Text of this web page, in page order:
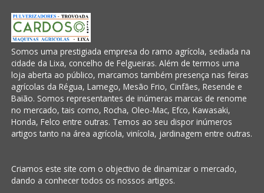
Somos uma prestigiada empresa do ramo agrícola, sediada na
cidade da Lixa, concelho de Felgueiras. Além de termos uma
loja aberta ao público, marcamos também presença nas feiras
agrícolas da Régua, Lamego, Mesão Frio, Cinfães, Resende e
Baião. Somos representantes de inúmeras marcas de renome
no mercado, tais como, Rocha, Oleo-Mac, Efco, Kawasaki,
Honda, Felco entre outras. Temos ao seu dispor inúmeros
artigos tanto na área agrícola, vinícola, jardinagem entre outras.
Criamos este site com o objectivo de dinamizar o mercado,
dando a conhecer todos os nossos artigos.